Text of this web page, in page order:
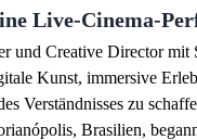
Live-Cinema-
und Creative Director mit
Kunst, immersive
Verständnisses zu
Brasilien,